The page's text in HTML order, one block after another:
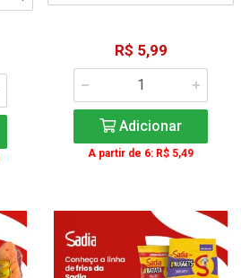
R$ 5,99
Adicionar
A partir de 6: R$ 5,49